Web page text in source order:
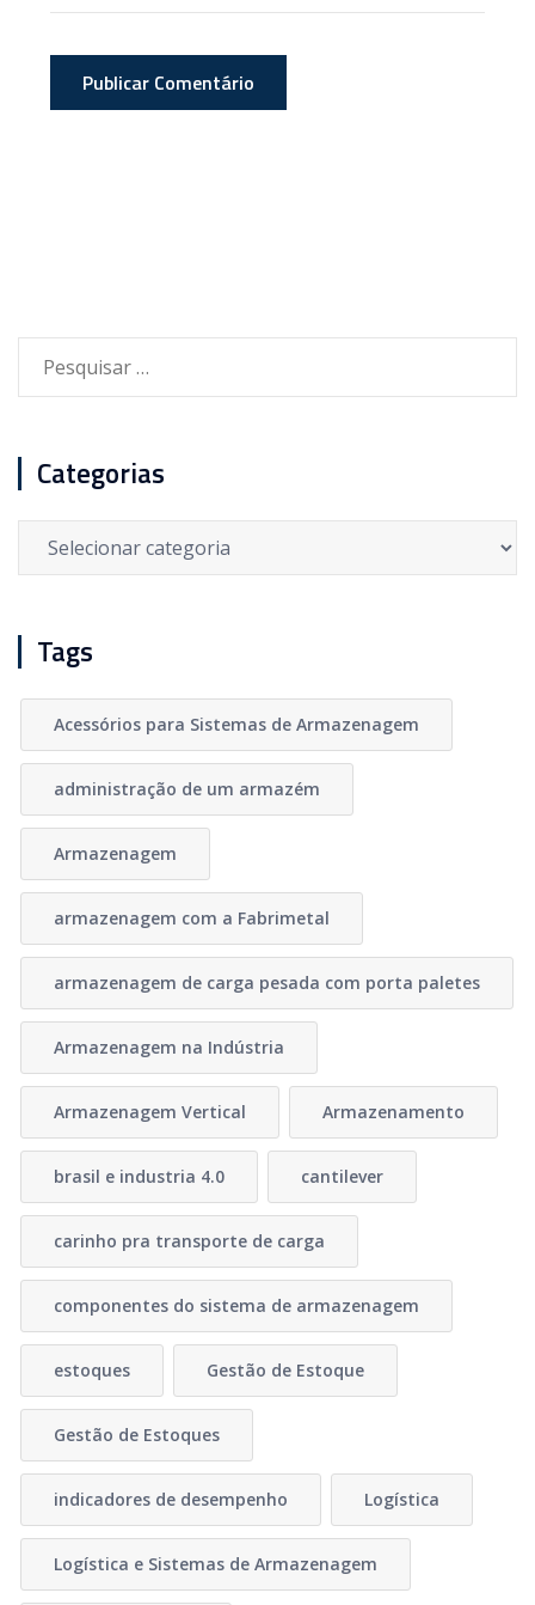
Categorias
Categorias
Tags
Acessórios para Sistemas de Armazenagem
administração de um armazém
Armazenagem
armazenagem com a Fabrimetal
armazenagem de carga pesada com porta paletes
Armazenagem na Indústria
Armazenagem Vertical Armazenamento
brasil e industria 4.0 cantilever
carinho pra transporte de carga
componentes do sistema de armazenagem
estoques Gestão de Estoque
Gestão de Estoques
indicadores de desempenho Logística
Logística e Sistemas de Armazenagem